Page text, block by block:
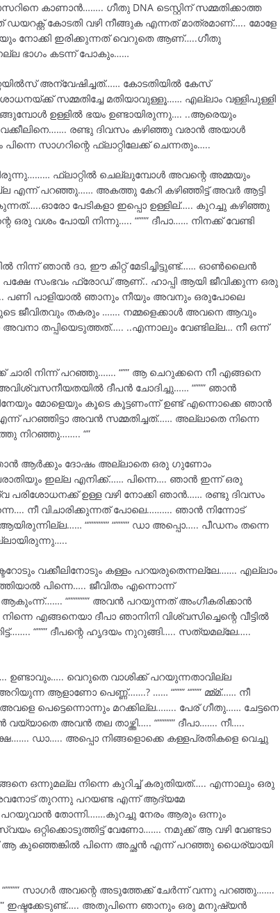
കാണാൻ…….. ഗീതു DNA ടെസ്റ്റിന് സമ്മതിക്കാത്ത
കോടതി വഴി നീങ്ങുക എന്നത് മാത്രമാണ്….. മോളേ
നോക്കി ഇരിക്കുന്നത് വെറുതെ ആണ്…..ഗീതു
ഭാഗം കടന്ന് പോകും……
അന്വേഷിച്ചത്…… കോടതിയിൽ കേസ്
സമ്മതിച്ചേ മതിയാവുള്ളൂ…… എല്ലാം വള്ളിപുള്ളി
ഉള്ളിൽ ഭയം ഉണ്ടായിരുന്നു…. ..ആരെയും
വക്കീലിനെ……. രണ്ടു ദിവസം കഴിഞ്ഞു വരാൻ അയാൾ
സാഗറിന്റെ ഫ്ലാറ്റിലേക്ക് ചെന്നതും…..
ഫ്ലാറ്റിൽ ചെല്ലുമ്പോൾ അവന്റെ അമ്മയും
പറഞ്ഞു…… അകത്തു കേറി കഴിഞ്ഞിട്ട് അവർ ആട്ടി
പേടികളാ ഇപ്പൊ ഉള്ളില്….. കുറച്ചു കഴിഞ്ഞു
ഒരു വശം പോയി നിന്നു….. “””” ദീപാ…… നിനക്ക് വേണ്ടി
ഞാൻ ദാ, ഈ കിറ്റ് മേടിച്ചിട്ടുണ്ട്…… ഓൺലൈൻ
പക്ഷേ സംഭവം ഫ്രോഡ് ആണ്.. ഹാപ്പി ആയി ജീവിക്കുന്ന ഒരു
പണി പാളിയാൽ ഞാനും നീയും അവനും ഒരുപോലെ
ജീവിതവും തകരും ……. നമ്മളെക്കാൾ അവനെ ആവും
തപ്പിയെടുത്തത്….. ..എന്നാലും വേണ്ടില്ല… നീ ഒന്ന്
ചാരി നിന്ന് പറഞ്ഞു……. “”” ആ ചെറുക്കനെ നീ എങ്ങനെ
അവിശ്വസനീയതയിൽ ദീപൻ ചോദിച്ചു…… “””” ഞാൻ
മോളെയും കൂടെ കൂട്ടണംന്ന് ഉണ്ട് എന്നൊക്കെ ഞാൻ
പറഞ്ഞിട്ടാ അവൻ സമ്മതിച്ചത്…… അല്ലാതെ നിന്നെ
നിറഞ്ഞു…….. “”
ഞാൻ ആർക്കും ദോഷം അല്ലാതെ ഒരു ഗുണോം
ഇല്ല എനിക്ക്…… പിന്നെ…. ഞാൻ ഇന്ന് ഒരു
പരിശോധനക്ക് ഉള്ള വഴി നോക്കി ഞാൻ…… രണ്ടു ദിവസം
നീ വിചാരിക്കുന്നത് പോലെ………. ഞാൻ നിന്നോട്
“”””””” “”””” ഡാ അപ്പൊ….. പീഡനം തന്നെ
വക്കീലിനോടും കള്ളം പറയരുതെന്നല്ലേ……. എല്ലാം
പിന്നെ….. ജീവിതം എന്നൊന്ന്
“”””””” അവൻ പറയുന്നത് അംഗീകരിക്കാൻ
എങ്ങനെയാ ദീപാ ഞാനിനി വിശ്വസിച്ചെന്റെ വീട്ടിൽ
“””” ദീപന്റെ ഹൃദയം നുറുങ്ങി….. സത്യമല്ലേ…..
ഉണ്ടാവും….. വെറുതെ വാശിക്ക് പറയുന്നതാവില്ല
ആളാണോ പെണ്ണ്…….? …… “””” “””” മ്മ്മ്…… നീ
പെട്ടെന്നൊന്നും മറക്കില്ല…….. പേര് ഗീതു…… ചേട്ടനെ
അവൻ തല താഴ്ത്തി….. “””””” ദീപാ……. നീ…..
ഡാ….. അപ്പൊ നിങ്ങളൊക്കെ കള്ളപ്രതികളെ വെച്ചു
ഒന്നുമല്ല നിന്നെ കുറിച്ച് കരുതിയത്….. എന്നാലും ഒരു
അവനോട് തുറന്നു പറയണ്ട എന്ന് ആദ്യമേ
പറയുവാൻ തോന്നി…….കുറച്ചു നേരം ആരും ഒന്നും
സ്വയം ഒറ്റിക്കൊടുത്തിട്ട് വേണോ……. നമുക്ക് ആ വഴി വേണ്ടടാ
ആ കുഞ്ഞെങ്കിൽ പിന്നെ അച്ഛൻ എന്ന് പറഞ്ഞു ധൈര്യായി
സാഗർ അവന്റെ അടുത്തേക്ക് ചേർന്ന് വന്നു പറഞ്ഞു…….
ഇഷ്ടക്കേടുണ്ട്….. അതുപിന്നെ ഞാനും ഒരു മനുഷ്യൻ